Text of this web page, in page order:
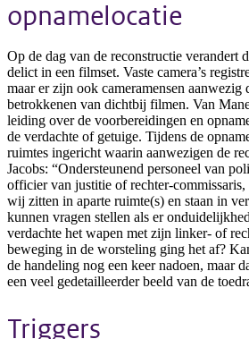
opnamelocatie
Op de dag van de reconstructie verandert
delict in een filmset. Vaste camera’s
maar er zijn ook cameramensen aanwezig
betrokkenen van dichtbij filmen. Van
leiding over de voorbereidingen en
de verdachte of getuige. Tijdens de
ruimtes ingericht waarin aanwezigen de
Jacobs: “Ondersteunend personeel van
officier van justitie of rechter-commissaris,
wij zitten in aparte ruimte(s) en staan in
kunnen vragen stellen als er
verdachte het wapen met zijn linker- of
beweging in de worsteling ging het af?
de handeling nog een keer nadoen, maar
een veel gedetailleerder beeld van de
Triggers